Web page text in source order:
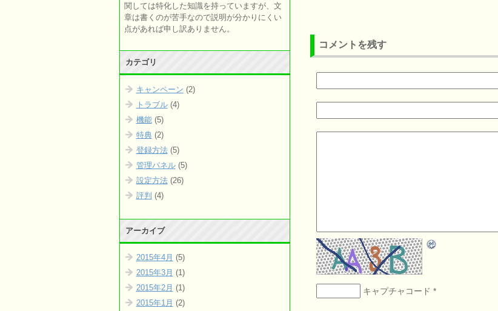
コメントを残す
キャプチャコード *
関しては特化した知識を持っていますが、文
章は書くのが苦手なので説明が分かりにくい
点があれば申し訳ありません。
カテゴリ
キャンペーン (2)
トラブル(4)
機能(5)
特典(2)
登録方法(5)
管理パネル(5)
設定方法(26)
評判 (4)
アーカイブ
2015年4月 (5)
2015年3月 (1)
2015年2月 (1)
2015年1月 (2)